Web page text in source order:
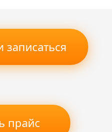
записаться
прайс